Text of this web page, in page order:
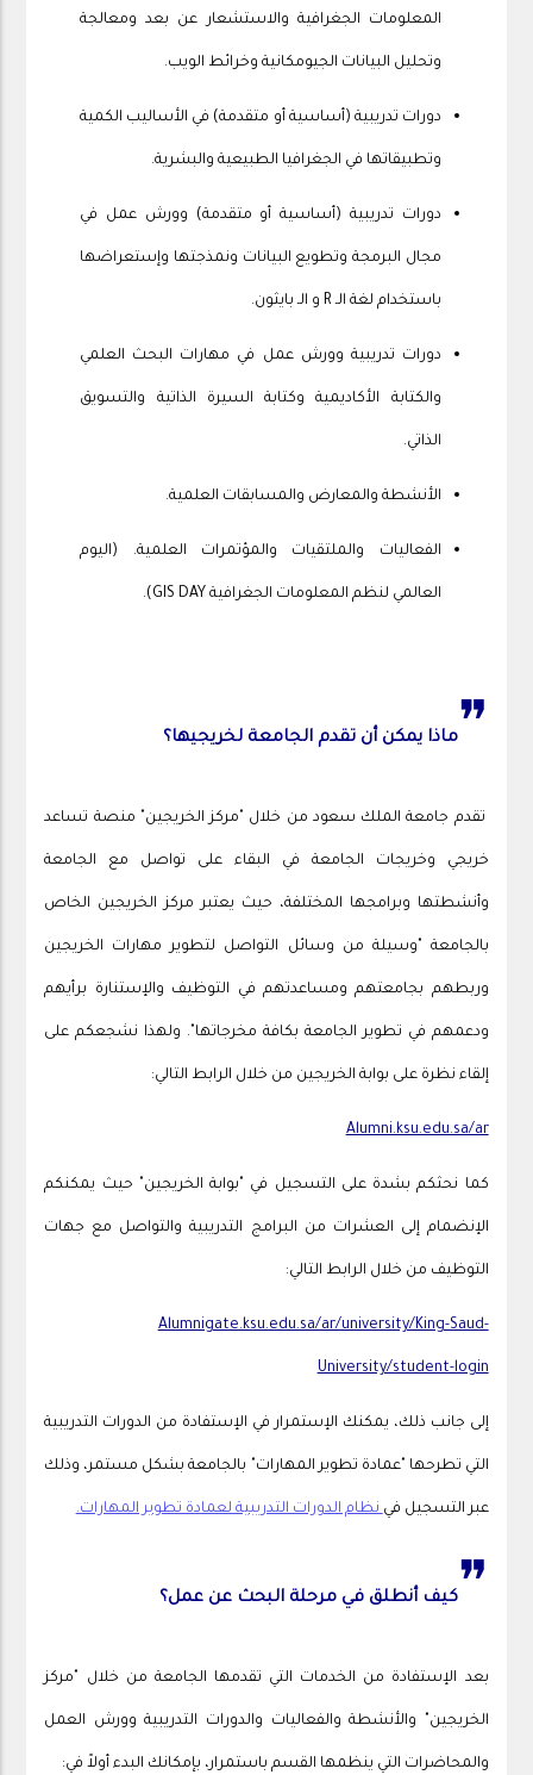
المعلومات الجغرافية والاستشعار عن بعد ومعالجة
وتحليل البيانات الجيومكانية وخرائط الويب.
دورات تدريبية (أساسية أو متقدمة) في الأساليب الكمية
وتطبيقاتها في الجغرافيا الطبيعية والبشرية.
دورات تدريبية (أساسية أو متقدمة) وورش عمل في
مجال البرمجة وتطويع البيانات ونمذجتها وإستعراضها
باستخدام لغة الـ R و الـ بايثون.
دورات تدريبية وورش عمل في مهارات البحث العلمي
والكتابة الأكاديمية وكتابة السيرة الذاتية والتسويق
الذاتي.
الأنشطة والمعارض والمسابقات العلمية.
الفعاليات والملتقيات والمؤتمرات العلمية. (اليوم
العالمي لنظم المعلومات الجغرافية GIS DAY).
❞ماذا يمكن أن تقدم الجامعة لخريجيها؟
تقدم جامعة الملك سعود من خلال "مركز الخريجين" منصة تساعد
خريجي وخريجات الجامعة في البقاء على تواصل مع الجامعة
وأنشطتها وبرامجها المختلفة، حيث يعتبر مركز الخريجين الخاص
بالجامعة "وسيلة من وسائل التواصل لتطوير مهارات الخريجين
وربطهم بجامعتهم ومساعدتهم في التوظيف والإستنارة برأيهم
ودعمهم في تطوير الجامعة بكافة مخرجاتها". ولهذا نشجعكم على
إلقاء نظرة على بوابة الخريجين من خلال الرابط التالي:
Alumni.ksu.edu.sa/ar
كما نحثكم بشدة على التسجيل في "بوابة الخريجين" حيث يمكنكم
الإنضمام إلى العشرات من البرامج التدريبية والتواصل مع جهات
التوظيف من خلال الرابط التالي:
Alumnigate.ksu.edu.sa/ar/university/King-Saud-
University/student-login
إلى جانب ذلك، يمكنك الإستمرار في الإستفادة من الدورات التدريبية
التي تطرحها "عمادة تطوير المهارات" بالجامعة بشكل مستمر، وذلك
عبر التسجيل فينظام الدورات التدريبية لعمادة تطوير المهارات.
❞كيف أنطلق في مرحلة البحث عن عمل؟
بعد الإستفادة من الخدمات التي تقدمها الجامعة من خلال "مركز
الخريجين" والأنشطة والفعاليات والدورات التدريبية وورش العمل
والمحاضرات التي ينظمها القسم باستمرار، بإمكانك البدء أولاً في: